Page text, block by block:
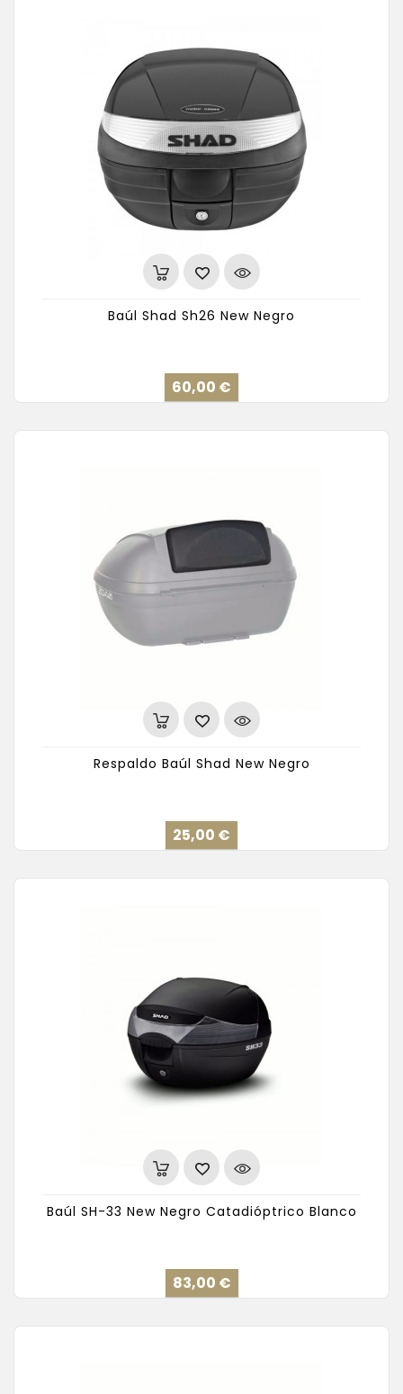
Baúl Shad Sh26 New Negro
60,00 €
Respaldo Baúl Shad New Negro
25,00 €
Baúl SH-33 New Negro Catadióptrico Blanco
83,00 €